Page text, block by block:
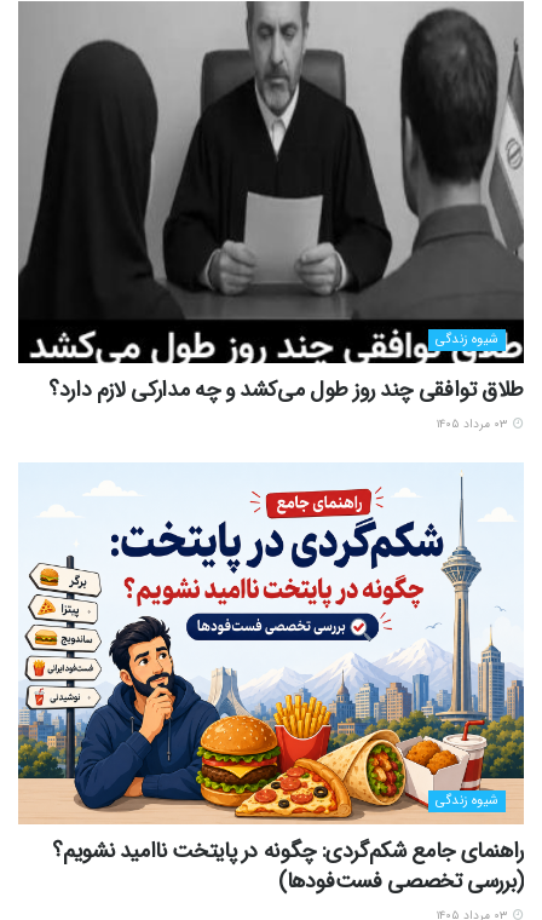
شیوه زندگی
طلاق توافقی چند روز طول می‌کشد و چه مدارکی لازم دارد؟
شیوه زندگی
راهنمای جامع شکم‌گردی: چگونه در پایتخت ناامید نشویم؟
(بررسی تخصصی فست‌فودها)